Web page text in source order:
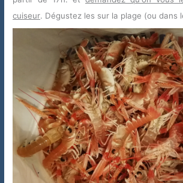
cuiseur. Dégustez les sur la plage (ou dans